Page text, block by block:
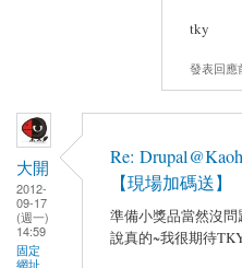
tky
發表回應
大開
2012-
09-17
(週一)
14:59
固定
網址
Re:
【現場加碼送】
準備小獎品當然沒
說真的~我很期待